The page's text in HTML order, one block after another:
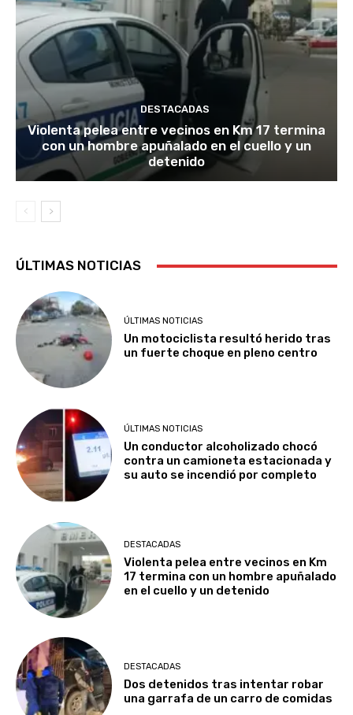
DESTACADAS
Violenta pelea entre vecinos en Km 17 termina
con un hombre apuñalado en el cuello y un
detenido
ÚLTIMAS NOTICIAS
ÚLTIMAS NOTICIAS
Un motociclista resultó herido tras
un fuerte choque en pleno centro
ÚLTIMAS NOTICIAS
Un conductor alcoholizado chocó
contra un camioneta estacionada y
su auto se incendió por completo
DESTACADAS
Violenta pelea entre vecinos en Km
17 termina con un hombre apuñalado
en el cuello y un detenido
DESTACADAS
Dos detenidos tras intentar robar
una garrafa de un carro de comidas